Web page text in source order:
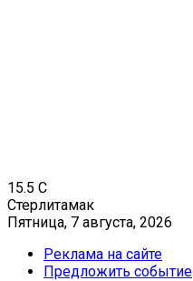
15.5 C
Стерлитамак
Пятница, 7 августа, 2026
Реклама на сайте
Предложить событие